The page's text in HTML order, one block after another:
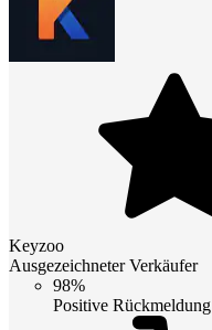
Keyzoo
Ausgezeichneter Verkäufer
98%
Positive Rückmeldung